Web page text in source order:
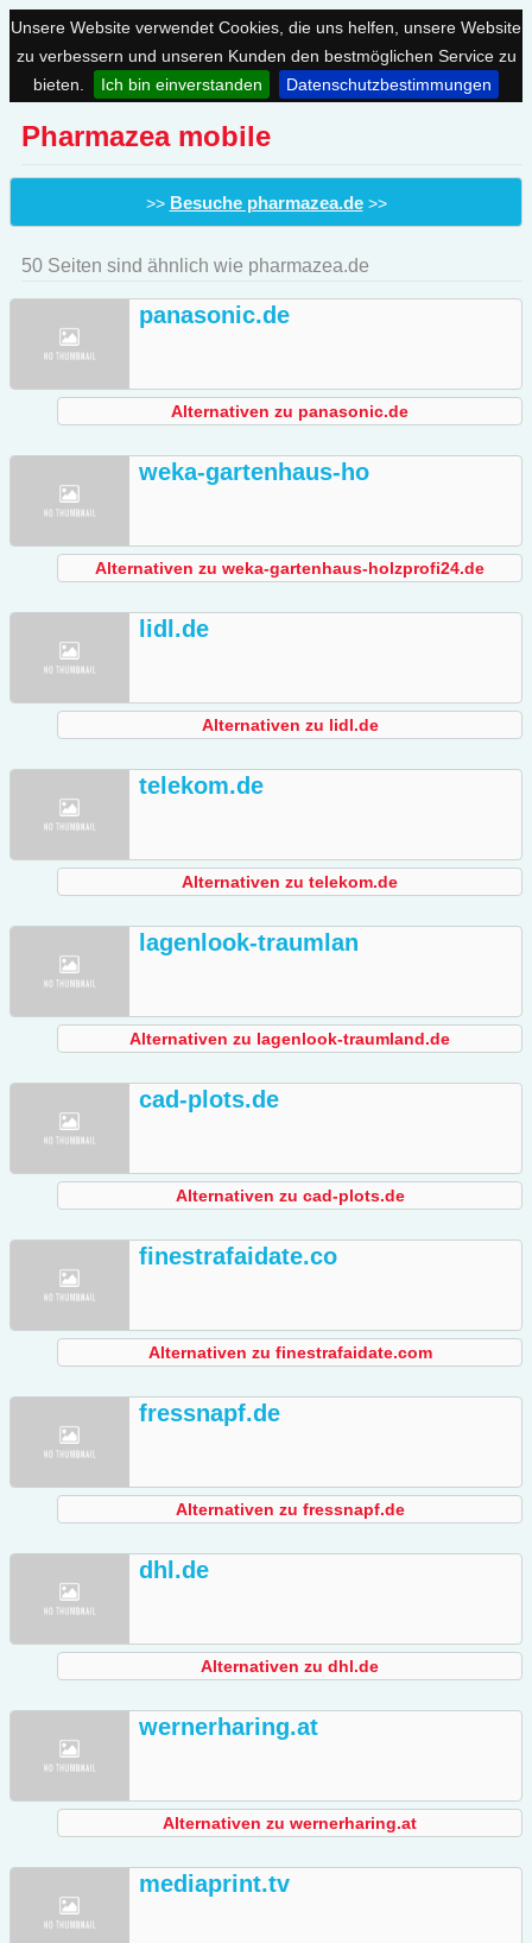
Unsere Website verwendet Cookies, die uns helfen, unsere Website
zu verbessern und unseren Kunden den bestmöglichen Service zu
bieten.
Ich bin einverstanden Datenschutzbestimmungen
Pharmazea mobile
>> Besuche pharmazea.de>>
50 Seiten sind ähnlich wie pharmazea.de
panasonic.de
Alternativen zu panasonic.de
weka-gartenhaus-ho
Alternativen zu weka-gartenhaus-holzprofi24.de
lidl.de
Alternativen zu lidl.de
telekom.de
Alternativen zu telekom.de
lagenlook-traumlan
Alternativen zu lagenlook-traumland.de
cad-plots.de
Alternativen zu cad-plots.de
finestrafaidate.co
Alternativen zu finestrafaidate.com
fressnapf.de
Alternativen zu fressnapf.de
dhl.de
Alternativen zu dhl.de
wernerharing.at
Alternativen zu wernerharing.at
mediaprint.tv